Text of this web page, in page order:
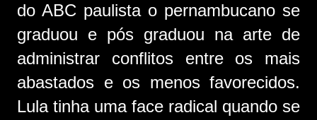
do ABC paulista o pernambucano se
graduou e pós graduou na arte de
administrar conflitos entre os mais
abastados e os menos favorecidos.
Lula tinha uma face radical quando se